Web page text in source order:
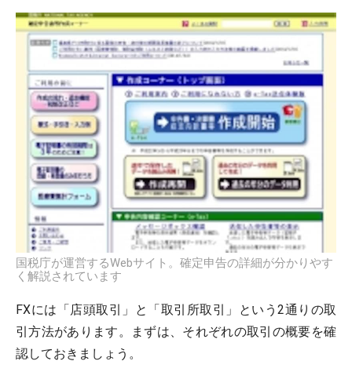
国税庁が運営するWebサイト。確定申告の詳細が分かりやす
く解説されています
FXには「店頭取引」と「取引所取引」という2通りの取
引方法があります。まずは、それぞれの取引の概要を確
認しておきましょう。